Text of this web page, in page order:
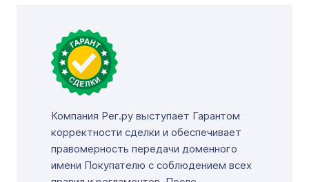
Компания Рег.ру выступает Гарантом
корректности сделки и обеспечивает
правомерность передачи доменного
имени Покупателю с соблюдением всех